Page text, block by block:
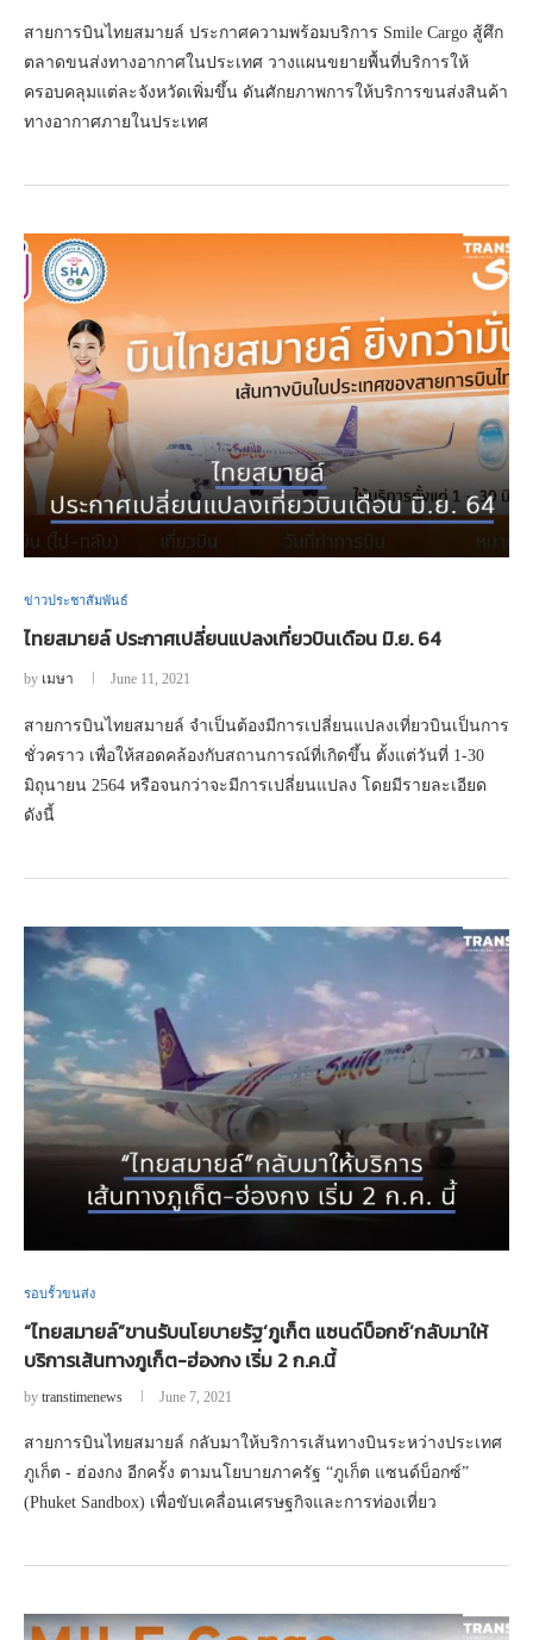
สายการบินไทยสมายล์ ประกาศความพร้อมบริการ Smile Cargo สู้ศึก
ตลาดขนส่งทางอากาศในประเทศ วางแผนขยายพื้นที่บริการให้
ครอบคลุมแต่ละจังหวัดเพิ่มขึ้น ดันศักยภาพการให้บริการขนส่งสินค้า
ทางอากาศภายในประเทศ
ข่าวประชาสัมพันธ์
ไทยสมายล์ ประกาศเปลี่ยนแปลงเที่ยวบินเดือน มิ.ย. 64
by เมษา June 11, 2021
สายการบินไทยสมายล์ จำเป็นต้องมีการเปลี่ยนแปลงเที่ยวบินเป็นการ
ชั่วคราว เพื่อให้สอดคล้องกับสถานการณ์ที่เกิดขึ้น ตั้งแต่วันที่ 1-30
มิถุนายน 2564 หรือจนกว่าจะมีการเปลี่ยนแปลง โดยมีรายละเอียด
ดังนี้
รอบรั้วขนส่ง
“ไทยสมายล์”ขานรับนโยบายรัฐ‘ภูเก็ต แซนด์บ็อกซ์’กลับมาให้
บริการเส้นทางภูเก็ต-ฮ่องกง เริ่ม 2 ก.ค.นี้
by transtimenews June 7, 2021
สายการบินไทยสมายล์ กลับมาให้บริการเส้นทางบินระหว่างประเทศ
ภูเก็ต - ฮ่องกง อีกครั้ง ตามนโยบายภาครัฐ “ภูเก็ต แซนด์บ็อกซ์”
(Phuket Sandbox) เพื่อขับเคลื่อนเศรษฐกิจและการท่องเที่ยว